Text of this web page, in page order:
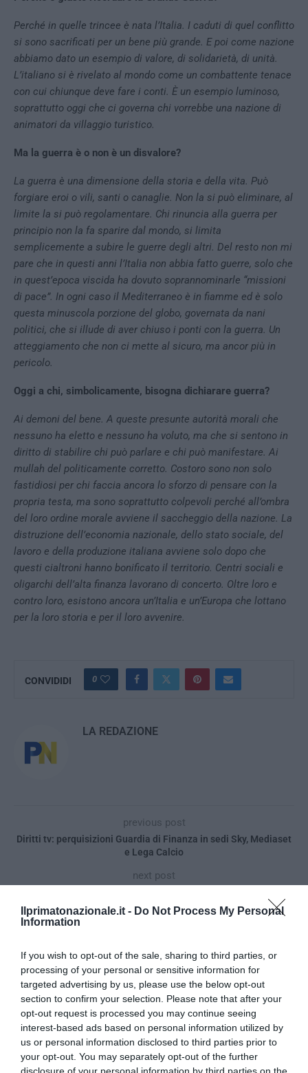
Ilprimatonazionale.it - Do Not Process My Personal
Information
If you wish to opt-out of the sale, sharing to third parties, or
processing of your personal or sensitive information for
targeted advertising by us, please use the below opt-out
section to confirm your selection. Please note that after your
opt-out request is processed you may continue seeing
interest-based ads based on personal information utilized by
us or personal information disclosed to third parties prior to
your opt-out. You may separately opt-out of the further
disclosure of your personal information by third parties on the
Perché in quelle trincee è nata l’Italia. I caduti di quel conflitto
si sono sacrificati per un bene più grande. E poi come nazione
abbiamo dato un esempio di valore, di solidarietà, di unità.
L’italiano si è rivelato al mondo come un combattente tenace
con cui chiunque deve fare i conti. È un esempio luminoso,
soprattutto oggi che ci governa chi vorrebbe una nazione di
animatori da villaggio turistico.
Ma la guerra è o non è un disvalore?
La guerra è una dimensione della storia e della vita. Può
forgiare eroi o vili, santi o canaglie. Non la si può eliminare, al
limite la si può regolamentare. Chi rinuncia alla guerra per
principio non la fa sparire dal mondo, si limita
semplicemente a subire le guerre degli altri. Del resto non mi
pare che in questi anni l’Italia non abbia fatto guerre, solo che
in quest’epoca viscida ha dovuto soprannominarle “missioni
di pace”. In ogni caso il Mediterraneo è in fiamme ed è solo
questa minuscola porzione del globo, governata da nani
politici, che si illude di aver chiuso i ponti con la guerra. Un
atteggiamento che non ci mette al sicuro, ma ancor più in
pericolo.
Oggi a chi, simbolicamente, bisogna dichiarare guerra?
Ai demoni del bene. A queste presunte autorità morali che
nessuno ha eletto e nessuno ha voluto, ma che si sentono in
diritto di stabilire chi può parlare e chi può manifestare. Ai
mullah del politicamente corretto. Costoro sono non solo
fastidiosi per chi faccia ancora lo sforzo di pensare con la
propria testa, ma sono soprattutto colpevoli perché all’ombra
del loro ordine morale avviene il saccheggio della nazione. La
distruzione dell’economia nazionale, dello stato sociale, del
lavoro e della produzione italiana avviene solo dopo che
questi cialtroni hanno bonificato il territorio. Centri sociali e
oligarchi dell’alta finanza lavorano di concerto. Oltre loro e
contro loro, esistono ancora un’Italia e un’Europa che lottano
per la loro storia e per il loro avvenire.
CONVIDIDI 0
LA REDAZIONE
previous post
Diritti tv: perquisizioni Guardia di Finanza in sedi Sky, Mediaset
e Lega Calcio
next post
pensionati”
YOU MAY ALSO LIKE